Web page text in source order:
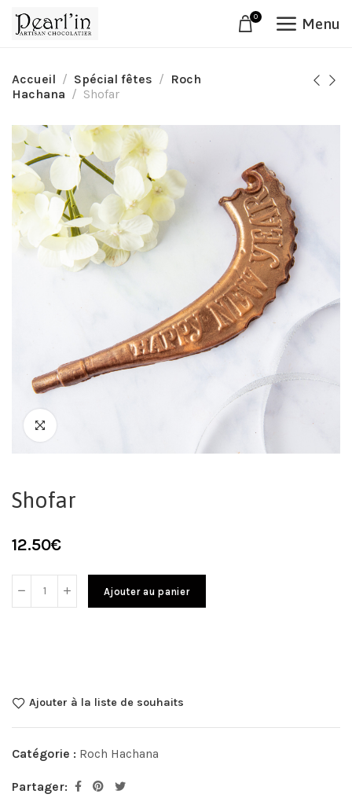
0 Menu
Accueil Spécial fêtes
Roch
Hachana
Shofar
Shofar
12.50€
Ajouter au panier
Ajouter à la liste de souhaits
Catégorie : Roch Hachana
Partager: